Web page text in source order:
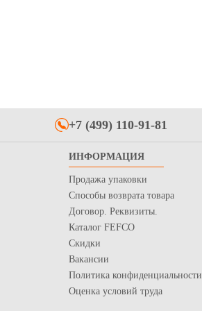
+7 (499) 110-91-81
ИНФОРМАЦИЯ
Продажа упаковки
Способы возврата товара
Договор. Реквизиты.
Каталог FEFCO
Скидки
Вакансии
Политика конфиденциальности
Оценка условий труда